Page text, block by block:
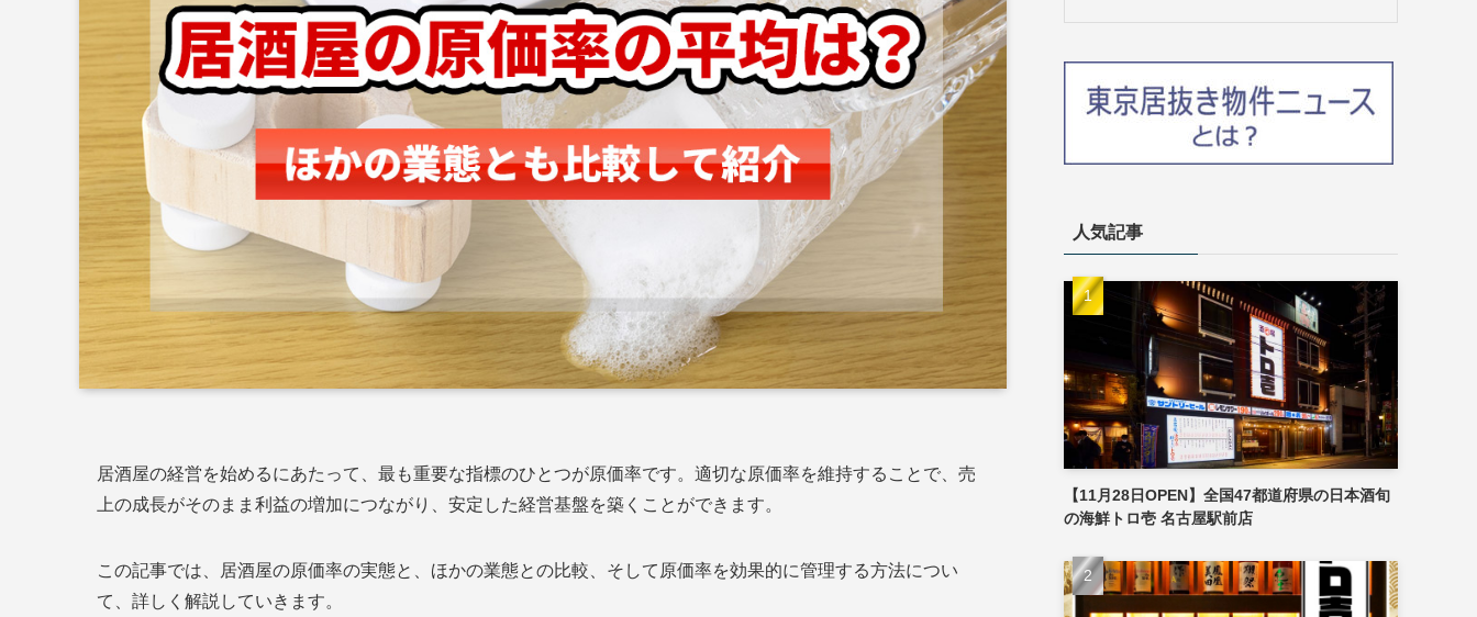
居酒屋の経営を始めるにあたって、最も重要な指標のひとつが原価率です。適切な原価率を維持することで、売
上の成長がそのまま利益の増加につながり、安定した経営基盤を築くことができます。
この記事では、居酒屋の原価率の実態と、ほかの業態との比較、そして原価率を効果的に管理する方法につい
て、詳しく解説していきます。
人気記事
【11月28日OPEN】全国47都道府県の日本酒旬
の海鮮トロ壱 名古屋駅前店